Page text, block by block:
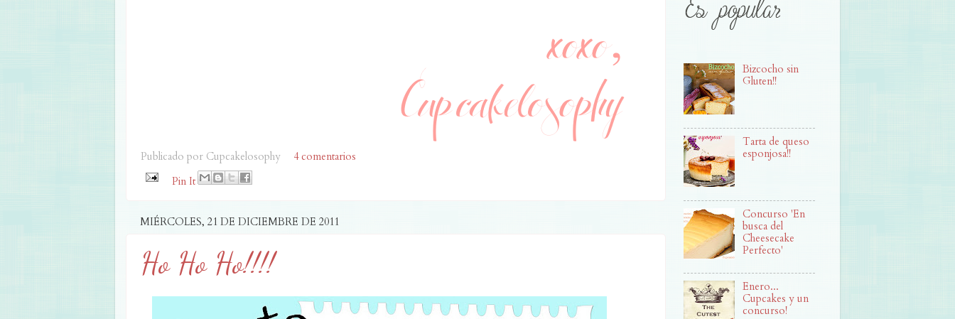
Publicado por Cupcakelosophy
4 comentarios
Pin It
MIÉRCOLES, 21 DE DICIEMBRE DE 2011
Ho Ho Ho!!!!
Bizcocho sin
Gluten!!
Tarta de queso
esponjosa!!
Concurso 'En
busca del
Cheesecake
Perfecto'
Enero...
Cupcakes y un
concurso!